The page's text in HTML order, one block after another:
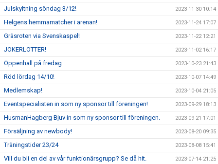
Julskyltning söndag 3/12! 2023-11-30 10:14
Helgens hemmamatcher i arenan! 2023-11-24 17:07
Gräsroten via Svenskaspel! 2023-11-22 12:21
JOKERLOTTER! 2023-11-02 16:17
Öppenhall på fredag 2023-10-23 21:43
Röd lördag 14/10! 2023-10-07 14:49
Medlemskap! 2023-10-04 21:05
Eventspecialisten in som ny sponsor till föreningen! 2023-09-29 18:13
HusmanHagberg Bjuv in som ny sponsor till föreningen. 2023-09-21 17:01
Försäljning av newbody! 2023-08-20 09:35
Träningstider 23/24 2023-08-08 15:41
Vill du bli en del av vår funktionärsgrupp? Se då hit. 2023-07-14 21:25